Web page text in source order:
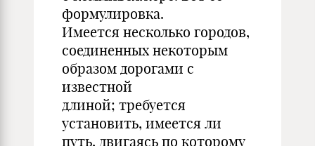
формулировка.
Имеется несколько городов,
соединенных некоторым
образом дорогами с
известной
длиной; требуется
установить, имеется ли
путь, двигаясь по которому